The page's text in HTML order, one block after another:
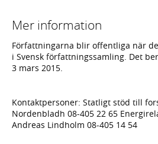
Mer information
Författningarna blir offentliga när
i Svensk författningssamling. Det
3 mars 2015.
Kontaktpersoner: Statligt stöd till
Nordenbladh 08-405 22 65
Andreas Lindholm 08-405 14 54